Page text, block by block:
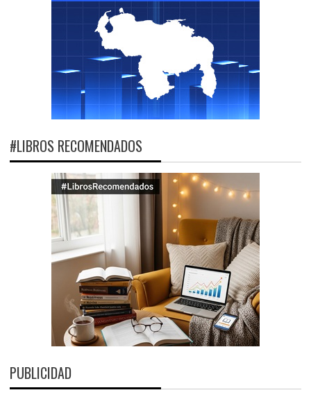
#LIBROS RECOMENDADOS
PUBLICIDAD